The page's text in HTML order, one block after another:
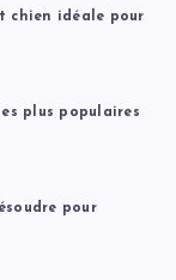
chien idéale pour
plus populaires
pour